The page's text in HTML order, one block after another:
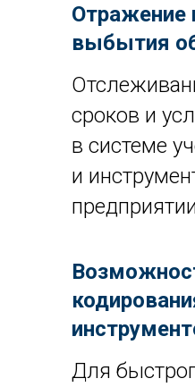
Отражение
выбытия
сроков и
в системе
и
Для